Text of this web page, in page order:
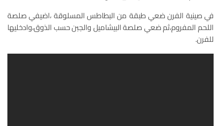
في صينية الفرن ضعي طبقة من البطاطس المسلوقة ،اضيفي صلصة
اللحم المفروم،ثم ضعي صلصة البيشاميل والجبن حسب الذوق،وادخليها
للفرن.